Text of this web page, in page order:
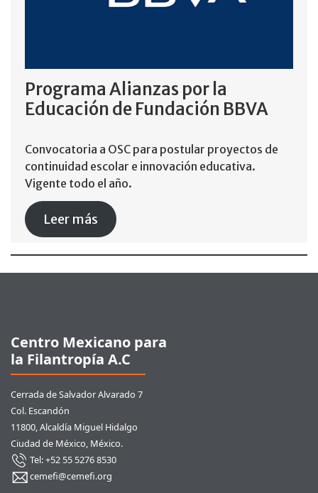
Programa Alianzas por la
Educación de Fundación BBVA
Convocatoria a OSC para postular proyectos de
continuidad escolar e innovación educativa.
Vigente todo el año.
Leer más
Centro Mexicano para
la Filantropía A.C
Cerrada de Salvador Alvarado 7
Col. Escandón
11800, Alcaldía Miguel Hidalgo
Ciudad de México, México.
Tel: +52 55 5276 8530
cemefi@cemefi.org